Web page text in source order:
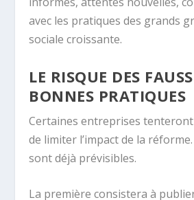
avec les pratiques des grands
sociale croissante.
LE RISQUE DES
BONNES PRATIQUES
Certaines entreprises
de limiter l’impact de la
sont déjà prévisibles.
La première consistera à